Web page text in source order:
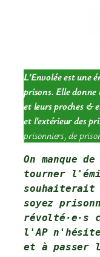
L’Envolée est une
prisons. Elle
et leurs proches &
et l’extérieur des
prisonniers, de
On manque
tourner
souhaiterait
soyez
révolté·e·s
l'AP
et à passer